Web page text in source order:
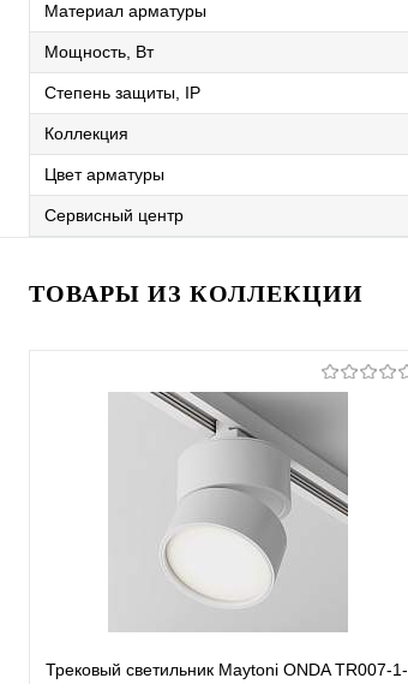
Материал арматуры
Мощность, Вт
Степень защиты, IP
Коллекция
Цвет арматуры
Сервисный центр
ТОВАРЫ ИЗ КОЛЛЕКЦИИ
Трековый светильник Maytoni ONDA TR007-1-